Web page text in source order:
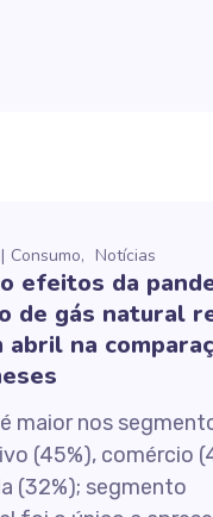
Consumo Notícias
efeitos da
de gás natural
abril na
maior nos
(45%), comércio
(32%); segmento